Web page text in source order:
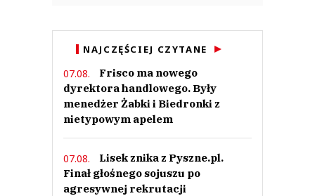
18.02.2020 / 01:28
eL...ka, teraz wszyscy sa winni , tylko nie TY ! co za tupet! rujnujesz nas a
myCi zaufalismy!
rozgoryczona
Odpowiedz
0
NAJCZĘŚCIEJ CZYTANE
07.08.
Frisco ma nowego
dyrektora handlowego. Były
menedżer Żabki i Biedronki z
nietypowym apelem
07.08.
Lisek znika z Pyszne.pl.
Finał głośnego sojuszu po
agresywnej rekrutacji